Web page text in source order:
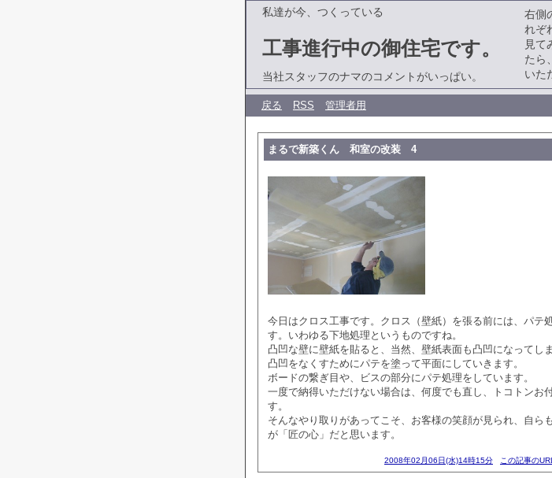
私達が今、つくっている
工事進行中の御住宅です。
当社スタッフのナマのコメントがいっぱい。
右側
れぞ
見て
たら
いた
戻る RSS 管理者用
まるで新築くん 和室の改装 4
今日はクロス工事です。クロス（壁紙）を張る前には、パテ
す。いわゆる下地処理というものですね。
凸凹な壁に壁紙を貼ると、当然、壁紙表面も凸凹になってし
凸凹をなくすためにパテを塗って平面にしていきます。
ボードの繋ぎ目や、ビスの部分にパテ処理をしています。
一度で納得いただけない場合は、何度でも直し、トコトンお
す。
そんなやり取りがあってこそ、お客様の笑顔が見られ、自ら
が「匠の心」だと思います。
2008年02月06日(水)14時15分 この記事のURL